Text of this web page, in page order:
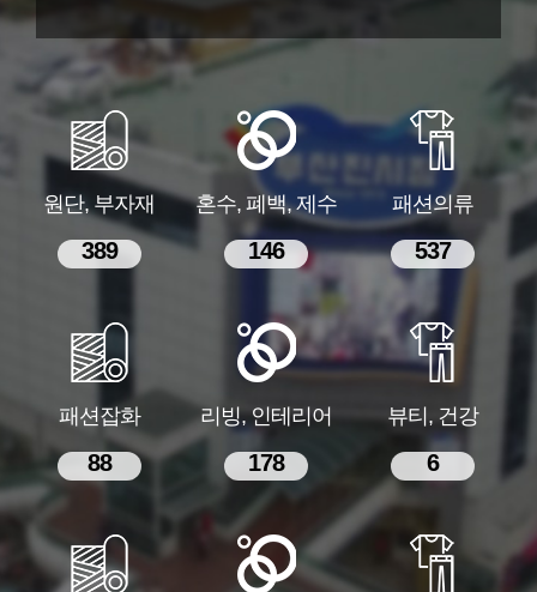
원단, 부자재
389
혼수, 폐백, 제수
146
패션의류
537
패션잡화
88
리빙, 인테리어
178
뷰티, 건강
6